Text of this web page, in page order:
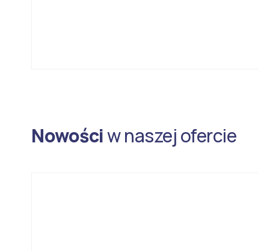
Nowościw naszej ofercie